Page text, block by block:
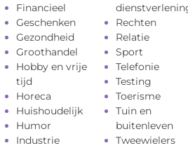
Financieel
Geschenken
Gezondheid
Groothandel
Hobby en vrije
tijd
Horeca
Huishoudelijk
Humor
Industrie
Rechten
Relatie
Sport
Telefonie
Testing
Toerisme
Tuin en
buitenleven
Tweewielers